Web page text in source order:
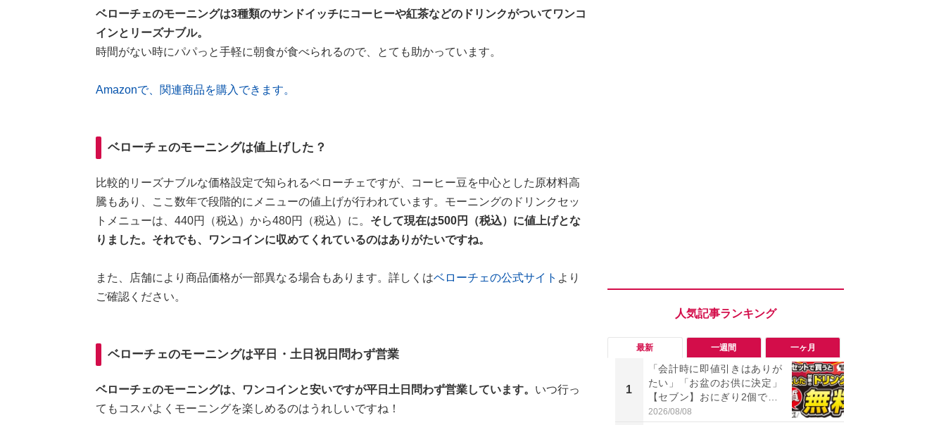
ベローチェのモーニングは3種類のサンドイッチにコーヒーや紅茶などのドリンクがついてワンコ
インとリーズナブル。
時間がない時にパパっと手軽に朝食が食べられるので、とても助かっています。
Amazonで、関連商品を購入できます。
ベローチェのモーニングは値上げした？
比較的リーズナブルな価格設定で知られるベローチェですが、コーヒー豆を中心とした原材料高
騰もあり、ここ数年で段階的にメニューの値上げが行われています。モーニングのドリンクセッ
トメニューは、440円（税込）から480円（税込）に。 そして現在は500円（税込）に値上げとな
りました。それでも、ワンコインに収めてくれているのはありがたいですね。
また、店舗により商品価格が一部異なる場合もあります。詳しくはベローチェの公式サイト より
ご確認ください。
ベローチェのモーニングは平日・土日祝日問わず営業
ベローチェのモーニングは、ワンコインと安いですが平日土日問わず営業しています。 いつ行っ
てもコスパよくモーニングを楽しめるのはうれしいですね！
最新 一週間 一ヶ月
1
「会計時に即値引きはありが
たい」「お盆のお供に決定」
【セブン】おにぎり2個でド
リンク1本が実質無料の神企
2026/08/08